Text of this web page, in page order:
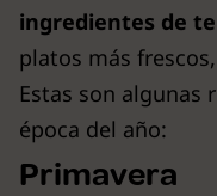
ingredientes de
platos más
Estas son algunas
época del año:
Primavera